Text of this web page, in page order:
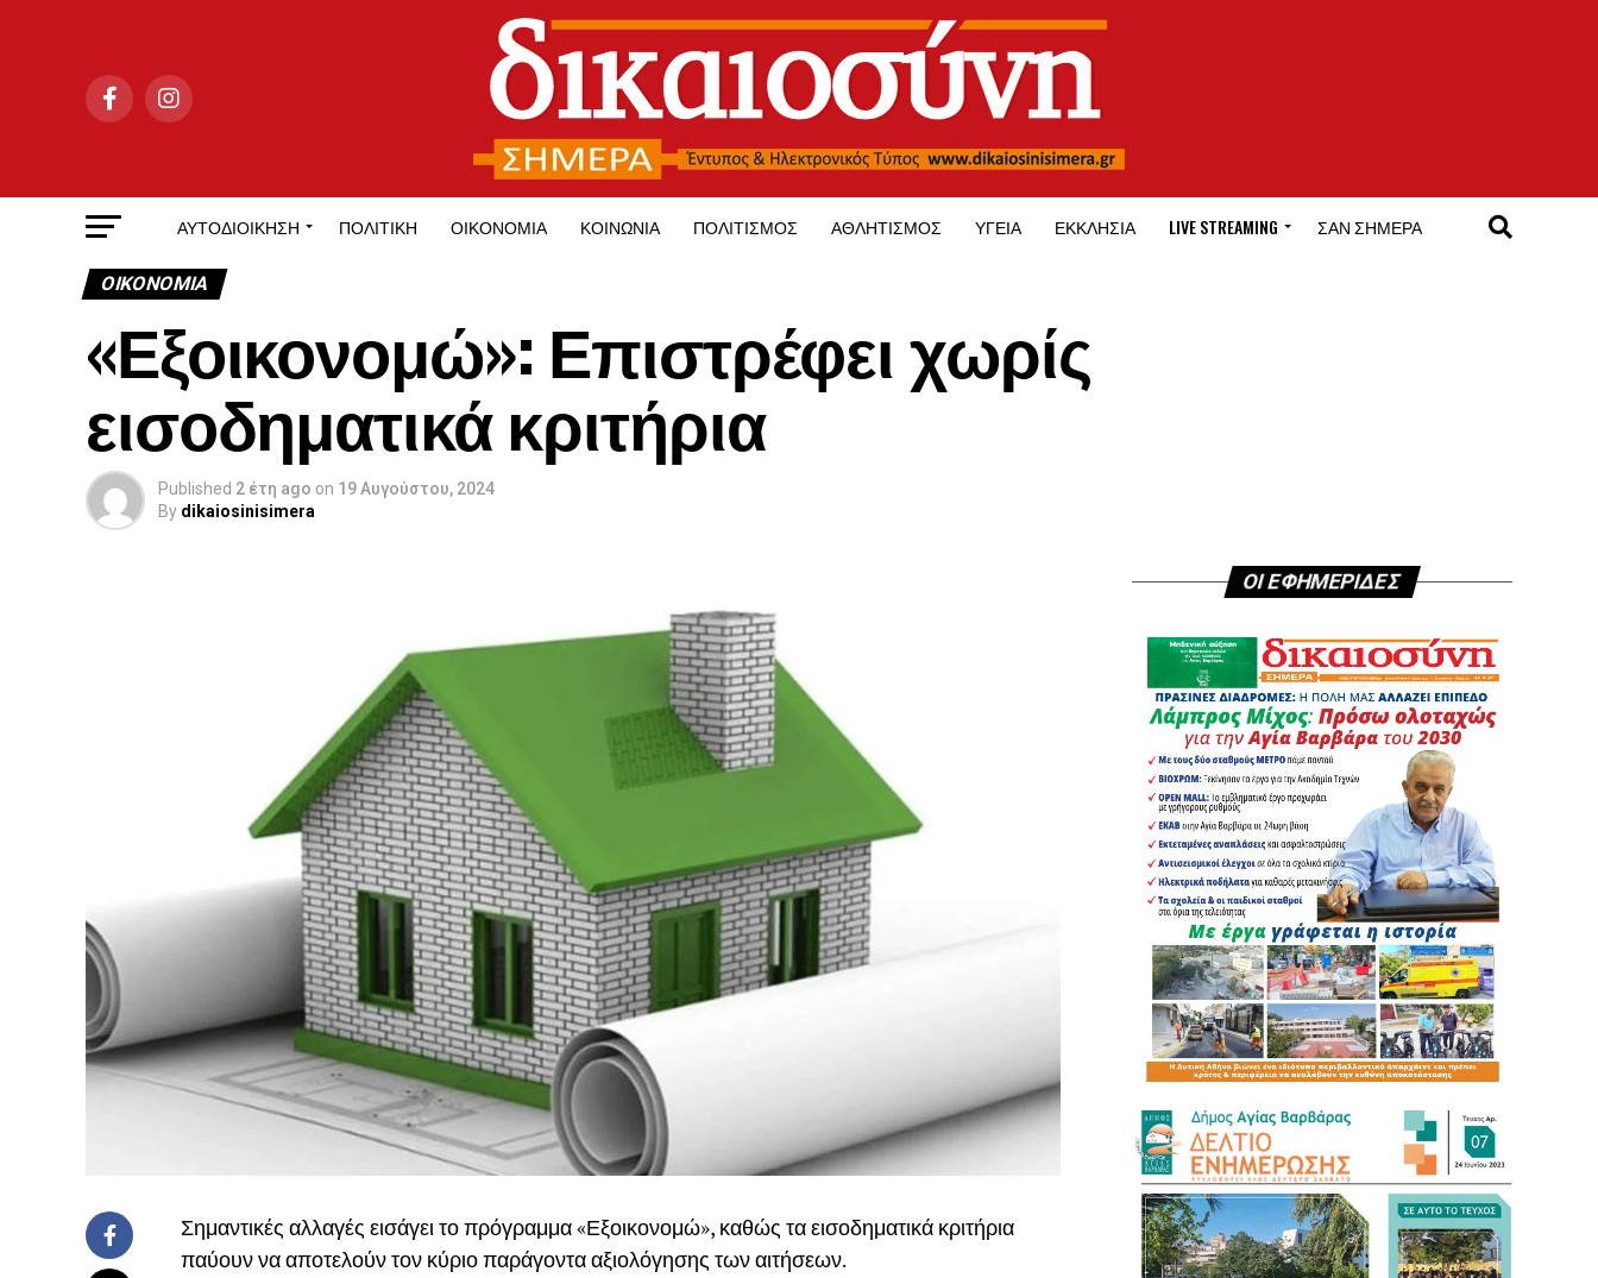
ΑΥΤΟΔΙΟΊΚΗΣΗ ΠΟΛΙΤΙΚΉ ΟΙΚΟΝΟΜΊΑ ΚΟΙΝΩΝΊΑ ΠΟΛΙΤΙΣΜΌΣ ΑΘΛΗΤΙΣΜΌΣ ΥΓΕΊΑ ΕΚΚΛΗΣΊΑ LIVE STREAMING ΣΑΝ ΣΉΜΕΡΑ
ΟΙΚΟΝΟΜΊΑ
«Εξοικονομώ»: Επιστρέφει χωρίς
εισοδηματικά κριτήρια
Published 2 έτη ago on 19 Αυγούστου, 2024
By dikaiosinisimera
Σημαντικές αλλαγές εισάγει το πρόγραμμα «Εξοικονομώ», καθώς τα εισοδηματικά κριτήρια
παύουν να αποτελούν τον κύριο παράγοντα αξιολόγησης των αιτήσεων.
ΟΙ ΕΦΗΜΕΡΙΔΕΣ